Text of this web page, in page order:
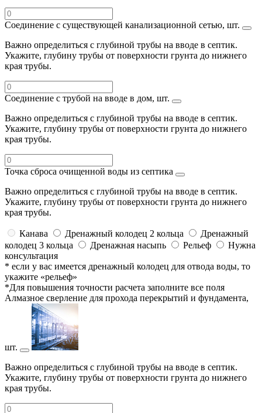
Соединение с существующей канализационной сетью, шт.
Важно определиться с глубиной трубы на вводе в септик.
Укажите, глубину трубы от поверхности грунта до нижнего
края трубы.
Соединение с трубой на вводе в дом, шт.
Важно определиться с глубиной трубы на вводе в септик.
Укажите, глубину трубы от поверхности грунта до нижнего
края трубы.
Точка сброса очищенной воды из септика
Важно определиться с глубиной трубы на вводе в септик.
Укажите, глубину трубы от поверхности грунта до нижнего
края трубы.
Канава Дренажный колодец 2 кольца
Дренажный
колодец 3 кольца
Дренажная насыпь Рельеф
Нужна
консультация
* если у вас имеется дренажный колодец для отвода воды, то
укажите «рельеф»
*Для повышения точности расчета заполните все поля
Алмазное сверление для прохода перекрытий и фундамента,
шт.
Важно определиться с глубиной трубы на вводе в септик.
Укажите, глубину трубы от поверхности грунта до нижнего
края трубы.